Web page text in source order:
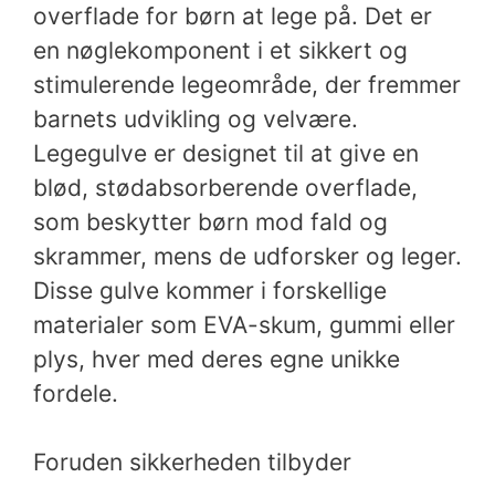
overflade for børn at lege på. Det er
en nøglekomponent i et sikkert og
stimulerende legeområde, der fremmer
barnets udvikling og velvære.
Legegulve er designet til at give en
blød, stødabsorberende overflade,
som beskytter børn mod fald og
skrammer, mens de udforsker og leger.
Disse gulve kommer i forskellige
materialer som EVA-skum, gummi eller
plys, hver med deres egne unikke
fordele.
Foruden sikkerheden tilbyder